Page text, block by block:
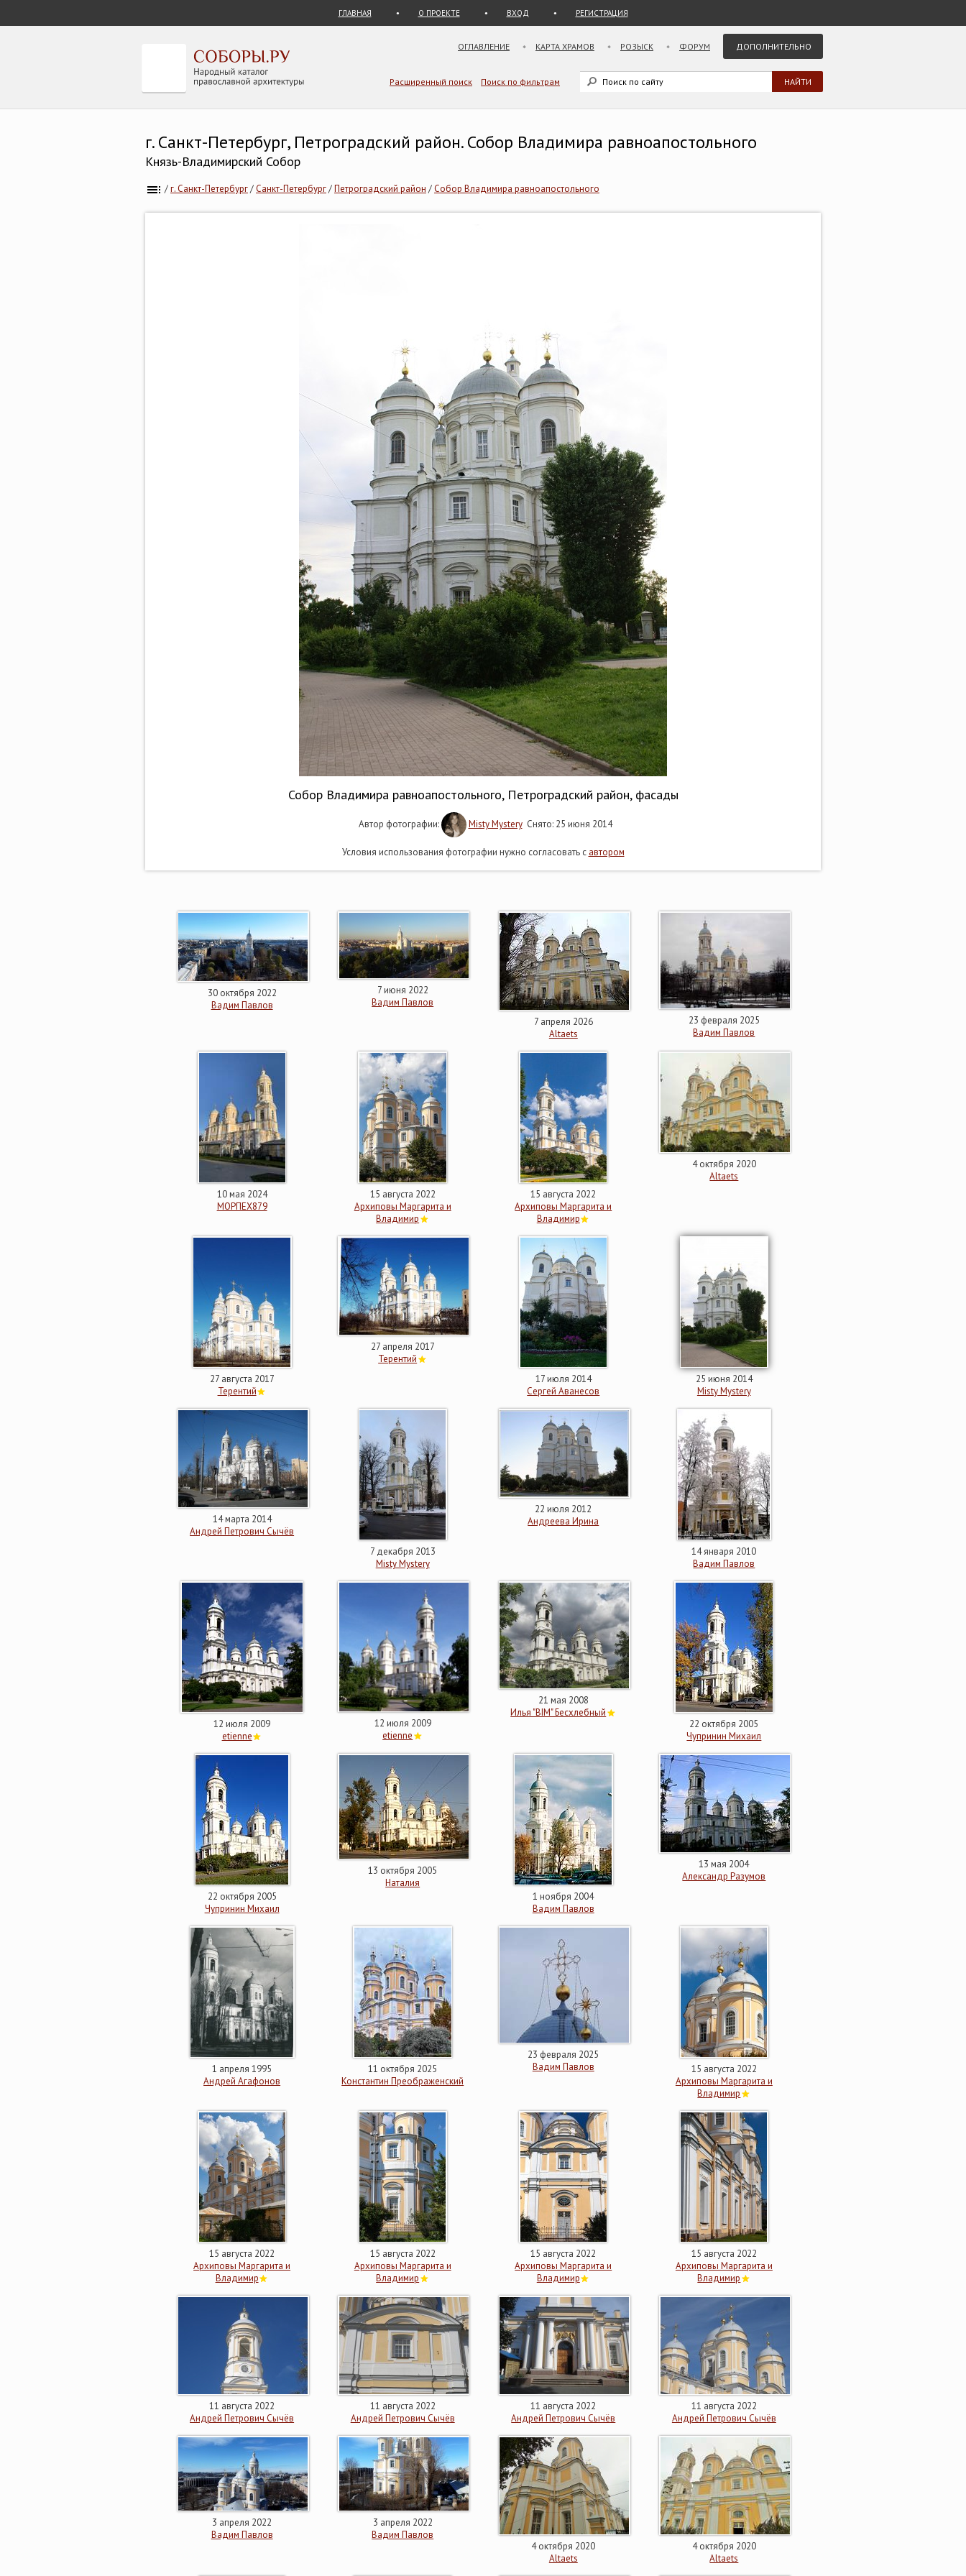
ГЛАВНАЯ О ПРОЕКТЕ ВХОД РЕГИСТРАЦИЯ
ОГЛАВЛЕНИЕ КАРТА ХРАМОВ РОЗЫСК ФОРУМ ДОПОЛНИТЕЛЬНО
Расширенный поиск Поиск по фильтрам
г. Санкт-Петербург, Петроградский район. Собор Владимира равноапостольного
Князь-Владимирский Собор
/г. Санкт-Петербург/Санкт-Петербург/Петроградский район /Собор Владимира равноапостольного
Собор Владимира равноапостольного, Петроградский район, фасады
Автор фотографии: Misty MysteryСнято: 25 июня 2014
Условия использования фотографии нужно согласовать с автором
30 октября 2022
Вадим Павлов
7 июня 2022
Вадим Павлов
7 апреля 2026
Altaets
23 февраля 2025
Вадим Павлов
10 мая 2024
МОРПЕХ879
15 августа 2022
Архиповы Маргарита и
Владимир
15 августа 2022
Архиповы Маргарита и
Владимир
4 октября 2020
Altaets
27 августа 2017
Терентий
27 апреля 2017
Терентий
17 июля 2014
Сергей Аванесов
25 июня 2014
Misty Mystery
14 марта 2014
Андрей Петрович Сычёв
7 декабря 2013
Misty Mystery
22 июля 2012
Андреева Ирина
14 января 2010
Вадим Павлов
12 июля 2009
etienne
12 июля 2009
etienne
21 мая 2008
Илья "BIM" Бесхлебный
22 октября 2005
Чупринин Михаил
22 октября 2005
Чупринин Михаил
13 октября 2005
Наталия
1 ноября 2004
Вадим Павлов
13 мая 2004
Александр Разумов
1 апреля 1995
Андрей Агафонов
11 октября 2025
Константин Преображенский
23 февраля 2025
Вадим Павлов
15 августа 2022
Архиповы Маргарита и
Владимир
15 августа 2022
Архиповы Маргарита и
Владимир
15 августа 2022
Архиповы Маргарита и
Владимир
15 августа 2022
Архиповы Маргарита и
Владимир
15 августа 2022
Архиповы Маргарита и
Владимир
11 августа 2022
Андрей Петрович Сычёв
11 августа 2022
Андрей Петрович Сычёв
11 августа 2022
Андрей Петрович Сычёв
11 августа 2022
Андрей Петрович Сычёв
3 апреля 2022
Вадим Павлов
3 апреля 2022
Вадим Павлов
4 октября 2020
Altaets
4 октября 2020
Altaets